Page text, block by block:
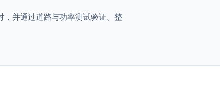
并通过道路与功率测试验证。整